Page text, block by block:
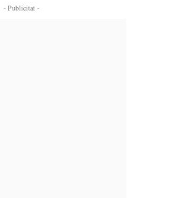
- Publicitat -